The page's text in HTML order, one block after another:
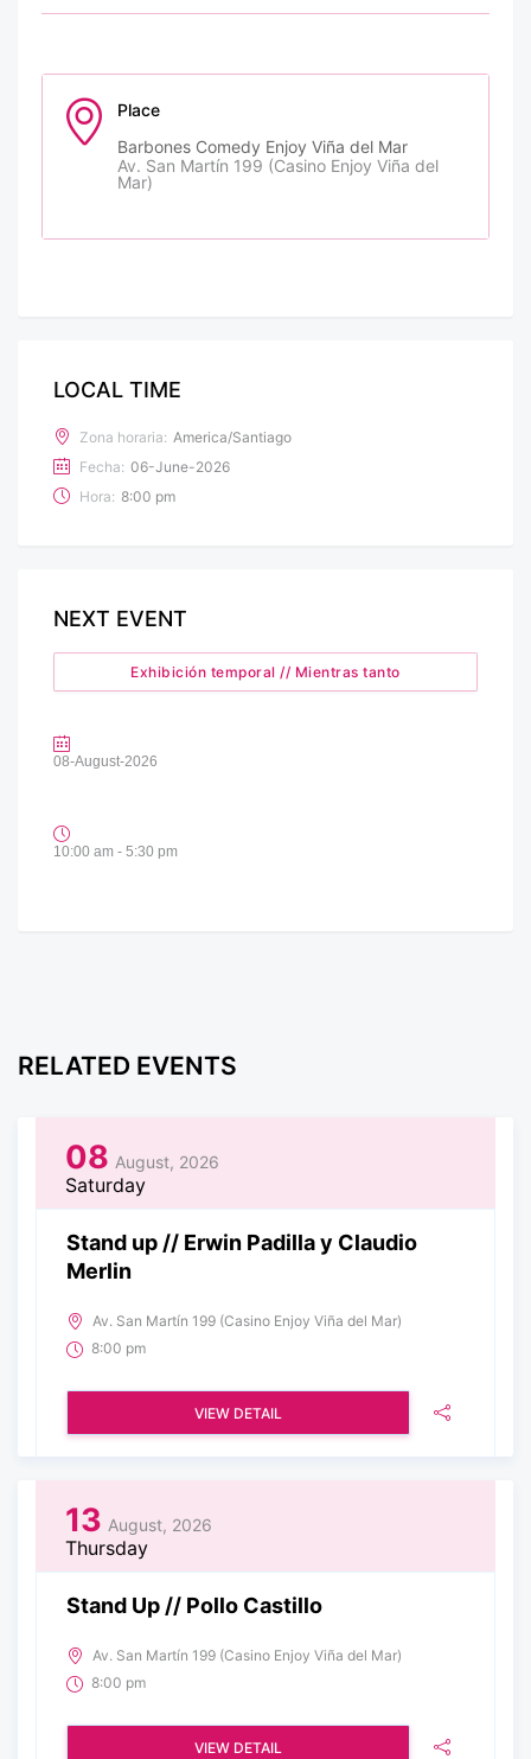
Place
Barbones Comedy Enjoy Viña del Mar
Av. San Martín 199 (Casino Enjoy Viña del
Mar)
LOCAL TIME
Zona horaria: America/Santiago
Fecha: 06-June-2026
Hora: 8:00 pm
NEXT EVENT
Exhibición temporal // Mientras tanto
08-August-2026
10:00 am - 5:30 pm
RELATED EVENTS
08 August, 2026
Saturday
Stand up // Erwin Padilla y Claudio
Merlin
Av. San Martín 199 (Casino Enjoy Viña del Mar)
8:00 pm
VIEW DETAIL
13 August, 2026
Thursday
Stand Up // Pollo Castillo
Av. San Martín 199 (Casino Enjoy Viña del Mar)
8:00 pm
VIEW DETAIL